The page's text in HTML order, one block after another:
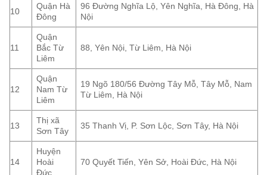
10
Quận Hà
Đông
96 Đường Nghĩa Lộ, Yên Nghĩa, Hà Đông, Hà
Nội
11
Quận
Bắc Từ
Liêm
88, Yên Nội, Từ Liêm, Hà Nội
12
Quận
Nam Từ
Liêm
19 Ngõ 180/56 Đường Tây Mỗ, Tây Mỗ, Nam
Từ Liêm, Hà Nội
13
Thị xã
Sơn Tây
35 Thanh Vị, P. Sơn Lộc, Sơn Tây, Hà Nội
14
Huyện
Hoài
Đức
70 Quyết Tiến, Yên Sở, Hoài Đức, Hà Nội